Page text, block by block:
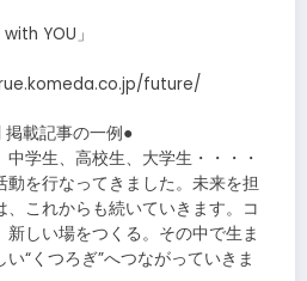
with YOU」
future/
載記事の一例●
学生、高校生、大学生・・・・
を行なってきました。未来を担
、これからも続いていきます。コ
しい場をつくる。その中で生ま
“くつろぎ”へつながっていきま